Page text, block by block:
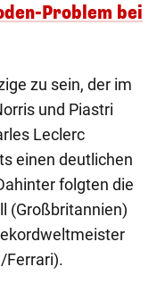
Problem bei
zu sein, der im
und Piastri
Leclerc
einen deutlichen
folgten die
(Großbritannien)
Ferrari).